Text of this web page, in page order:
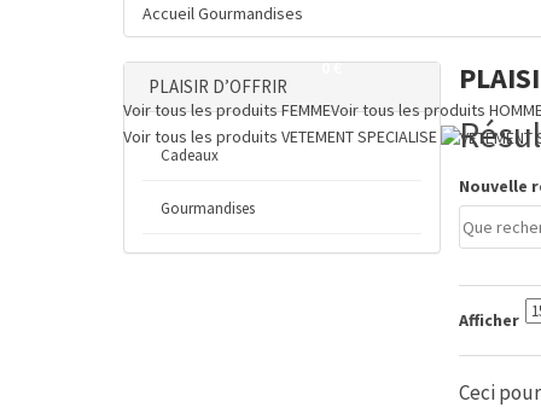
PANIER
0 €
Voir tous les produitsFEMMEVoir tous les produits
Voir tous les produits VETEMENT SPECIALISE
AccueilGourmandises
PLAISIR D’OFFRIR
Cadeaux
Gourmandises
Nouvelle
Afficher
Ceci